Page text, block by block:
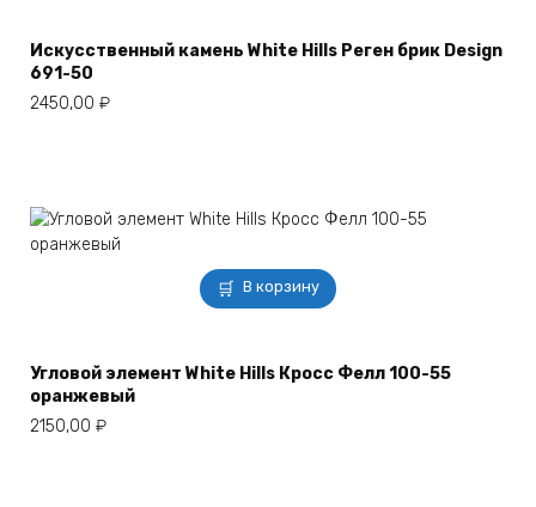
Искусственный камень White Hills Реген брик Design
691-50
2450,00 ₽
В корзину
Угловой элемент White Hills Кросс Фелл 100-55
оранжевый
2150,00 ₽